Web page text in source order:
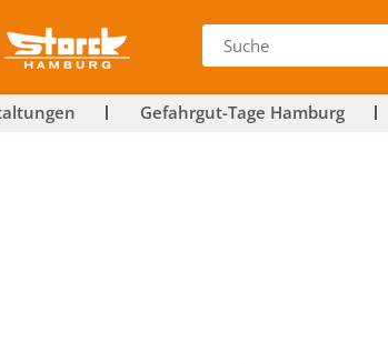
Gefahrgut-Tage Hamburg